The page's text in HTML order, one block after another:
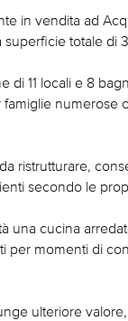
in vendita ad
totale di
di 11 locali e 8
famiglie numerose
ristrutturare,
secondo le
una cucina
per momenti di
ulteriore